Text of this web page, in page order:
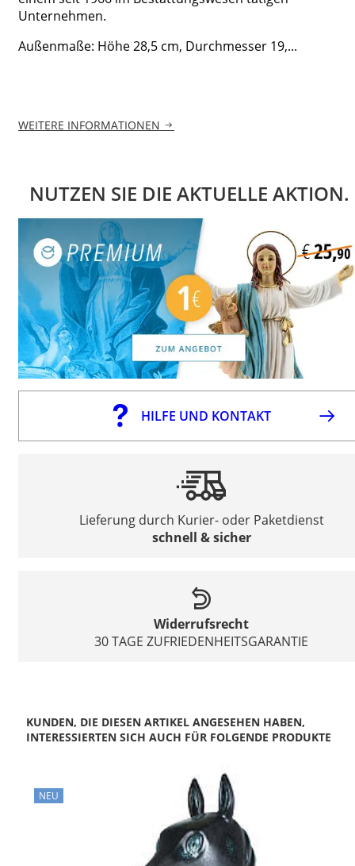
Unternehmen.
Außenmaße: Höhe 28,5 cm, Durchmesser 19,...
WEITERE INFORMATIONEN
NUTZEN SIE DIE AKTUELLE AKTION.
HILFE UND KONTAKT
Lieferung durch Kurier- oder Paketdienst
schnell & sicher
Widerrufsrecht
30 TAGE ZUFRIEDENHEITSGARANTIE
KUNDEN, DIE DIESEN ARTIKEL ANGESEHEN HABEN,
INTERESSIERTEN SICH AUCH FÜR FOLGENDE PRODUKTE
NEU